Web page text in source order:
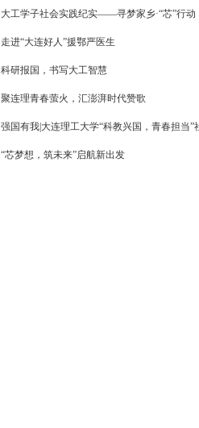
大工学子社会实践纪实——寻梦家乡·“芯”行动
走进“大连好人”援鄂严医生
科研报国，书写大工智慧
聚连理青春萤火，汇澎湃时代赞歌
强国有我|大连理工大学“科教兴国，青春担当”
“芯梦想，筑未来”启航新出发